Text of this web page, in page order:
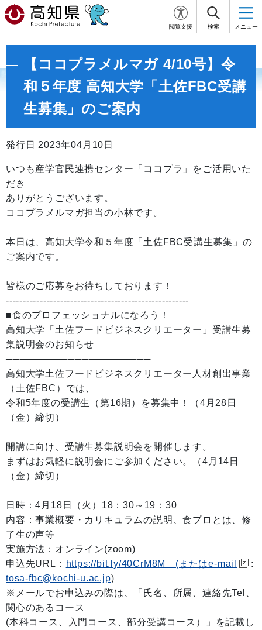
閲覧支援 検索 メニュー
【ココプラメルマガ 4/10号】令
和５年度 高知大学「土佐FBC受講
生募集」のご案内
発行日 2023年04月10日
いつも産学官民連携センター「ココプラ」をご活用いた
だき
ありがとうございます。
ココプラメルマガ担当の小林です。
本日は、高知大学令和５年度「土佐FBC受講生募集」の
ご案内です。
皆様のご応募をお待ちしております！
------------------------------------------------------
■食のプロフェッショナルになろう！
高知大学「土佐フードビジネスクリエーター」受講生募
集説明会のお知らせ
─────────────────────
高知大学土佐フードビジネスクリエーター人材創出事業
（土佐FBC）では、
令和5年度の受講生（第16期）を募集中！（4月28日
（金）締切）
開講に向け、受講生募集説明会を開催します。
まずはお気軽に説明会にご参加ください。（4月14日
（金）締切）
日時：4月18日（火）18：30～19：30
内容：事業概要・カリキュラムの説明、食プロとは、修
了生の声等
実施方法：オンライン(zoom)
申込先URL： https://bit.ly/40CrM8M (またはe-mail
:
tosa-fbc@kochi-u.ac.jp)
※メールでお申込みの際は、「氏名、所属、連絡先Tel、
関心のあるコース
(本科コース、入門コース、部分受講コース）」を記載し